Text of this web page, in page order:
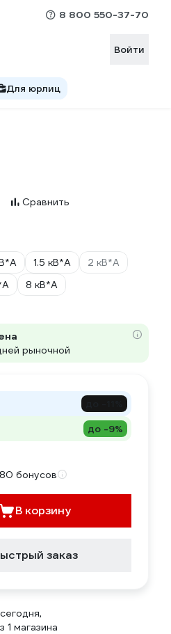
8 800 550-37-70
Войти
Для юрлиц
Сравнить
1.5 кВ*А
2 кВ*А
8 кВ*А
рыночной
до -9%
бонусов
В корзину
заказ
сегодня,
1 магазина